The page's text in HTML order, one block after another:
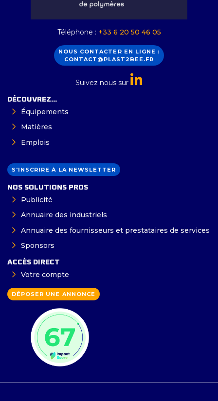
Téléphone : +33 6 20 50 46 05
NOUS CONTACTER EN LIGNE :
CONTACT@PLAST2BEE.FR
Suivez nous sur
DÉCOUVREZ...
Équipements
Matières
Emplois
S'INSCRIRE À LA NEWSLETTER
NOS SOLUTIONS PROS
Publicité
Annuaire des industriels
Annuaire des fournisseurs et prestataires de services
Sponsors
ACCÈS DIRECT
Votre compte
DÉPOSER UNE ANNONCE